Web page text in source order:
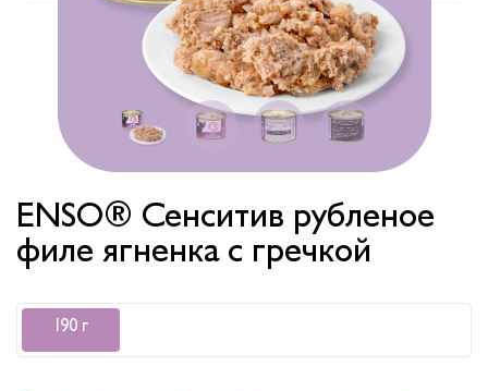
ENSO® Сенситив рубленое
филе ягненка с гречкой
190 г